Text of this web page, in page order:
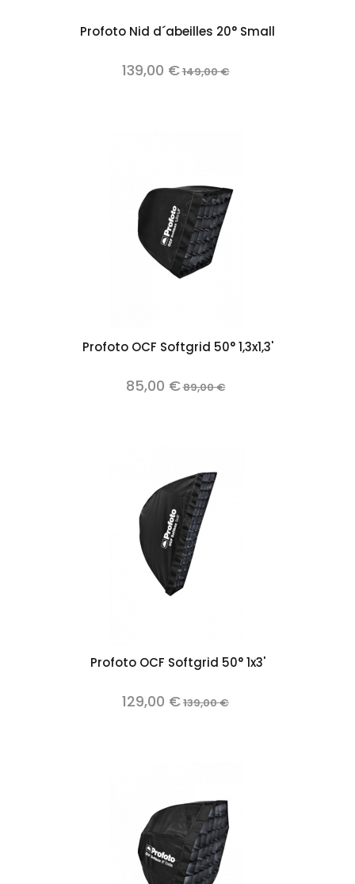
Profoto Nid d´abeilles 20° Small
139,00 €149,00 €
Profoto OCF Softgrid 50° 1,3x1,3'
85,00 €89,00 €
Profoto OCF Softgrid 50° 1x3'
129,00 €139,00 €